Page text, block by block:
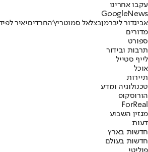
עקבו אחרינו
Googl eNews
אביגדור ליברמןבצלאל סמוטריץ'החרדיםיאיר
מדורים
ספורט
תרבות ובידור
לייף סטייל
אוכל
תיירות
טכנולוגיה ומדע
הורוסקופ
ForReal
מגזין השבוע
דעות
חדשות בארץ
חדשות בעולם